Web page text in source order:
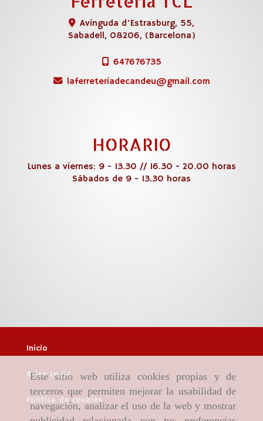
Este sitio web utiliza cookies propias y de
terceros que permiten mejorar la usabilidad de
navegación, analizar el uso de la web y mostrar
Avinguda d'Estrasburg, 55,
Sabadell, 08206, (Barcelona)
647676735
laferreteriadecandeu
gmail.com
HORARIO
Lunes a viernes: 9 - 13.30 // 16.30 - 20.00 horas
Sábados de 9 - 13.30 horas
Inicio
Aviso Legal
Política de cookies